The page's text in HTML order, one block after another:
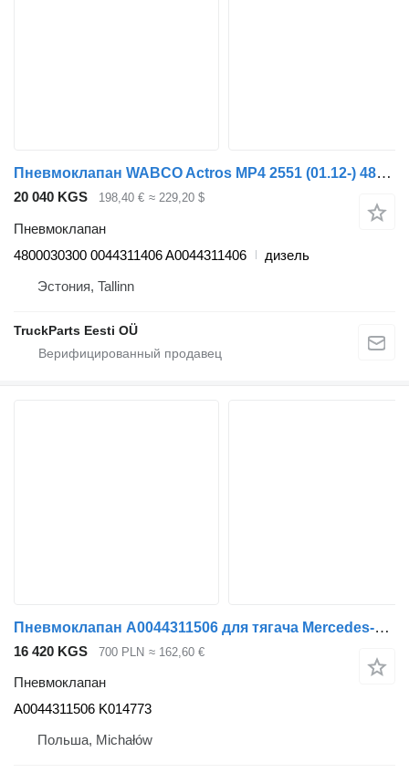
Пневмоклапан WABCO Actros MP4 2551 (01.12-) 4800030300 для тягача Mercedes-Benz Actros MP4 Antos Arocs (2012-)
20 040 KGS 198,40 € ≈ 229,20 $
Пневмоклапан
4800030300 0044311406 A0044311406
дизель
Эстония, Tallinn
TruckParts Eesti OÜ
Пневмоклапан A0044311506 для тягача Mercedes-Benz ACTROS MP4
16 420 KGS 700 PLN ≈ 162,60 €
Пневмоклапан
A0044311506 K014773
Польша, Michałów